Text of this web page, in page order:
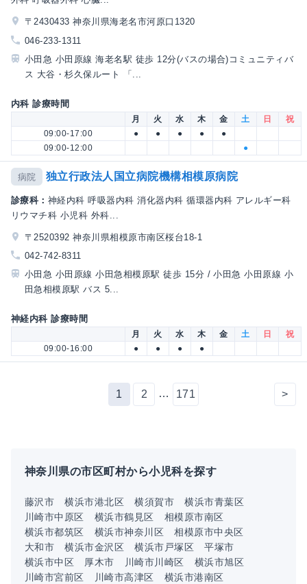
〒2430433 神奈川県海老名市河原口1320
046-233-1311
小田急 小田原線 海老名駅 徒歩 12分(バスの場合)コミュニティバ
ス 大谷・杉久保ルート 「...
内科 診療時間
月 火 水 木 金 土 日
祝
09:00-17:00
● ● ● ●
●
09:00-12:00
●
病院 独立行政法人国立病院機構相模原病院
診療科： 神経内科 呼吸器内科 消化器内科 循環器内科 アレルギー科
リウマチ科 小児科 外科...
〒2520392 神奈川県相模原市南区桜台18-1
042-742-8311
小田急 小田原線 小田急相模原駅 徒歩 15分 / 小田急 小田原線 小
田急相模原駅 バス 5...
神経内科 診療時間
月 火 水 木 金 土 日
祝
09:00-16:00
● ● ● ●
1 2 … 171 >
神奈川県の市区町村から小児科を探す
藤沢市 横浜市港北区 横須賀市
横浜市青葉区
川崎市中原区
横浜市鶴見区
相模原市南区
横浜市都筑区
横浜市神奈川区
相模原市中央区
大和市
横浜市金沢区 横浜市戸塚区
平塚市
横浜市中区
厚木市 川崎市川崎区
横浜市旭区
川崎市宮前区
川崎市高津区
横浜市港南区